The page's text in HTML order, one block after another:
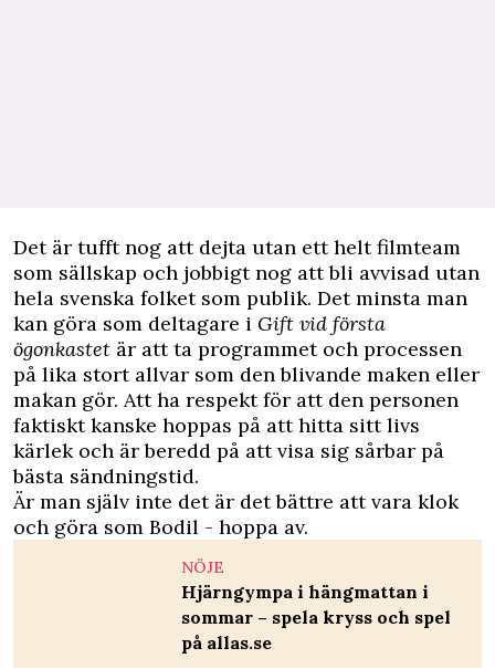
Det är tufft nog att dejta utan ett helt filmteam
som sällskap och jobbigt nog att bli avvisad utan
hela svenska folket som publik. Det minsta man
kan göra som deltagare i Gift vid första
ögonkastet är att ta programmet och processen
på lika stort allvar som den blivande maken eller
makan gör. Att ha respekt för att den personen
faktiskt kanske hoppas på att hitta sitt livs
kärlek och är beredd på att visa sig sårbar på
bästa sändningstid.
Är man själv inte det är det bättre att vara klok
och göra som Bodil - hoppa av.
NÖJE
Hjärngympa i hängmattan i
sommar – spela kryss och spel
på allas.se